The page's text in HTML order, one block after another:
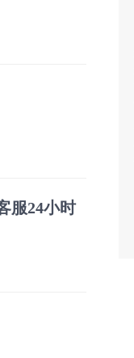
服24小时